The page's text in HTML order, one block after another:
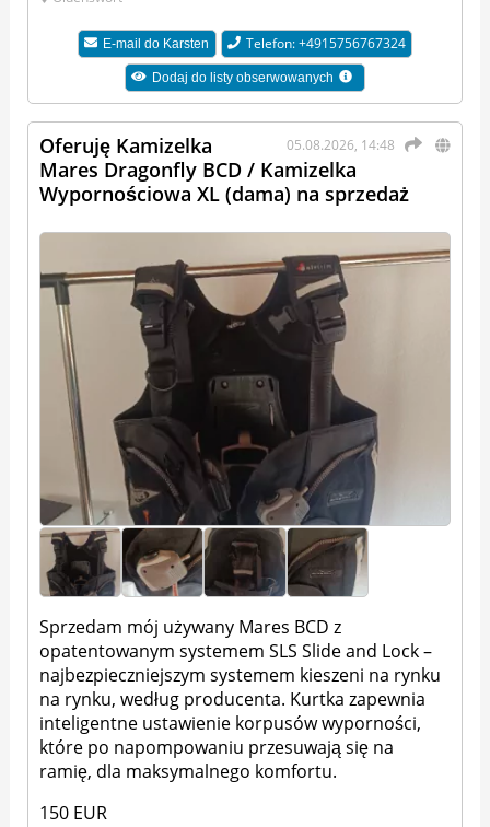
E-mail do Karsten Telefon: +4915756767324
Dodaj do listy obserwowanych
05.08.2026, 14:48
Oferuję Kamizelka
Mares Dragonfly BCD / Kamizelka
Wypornościowa XL (dama) na sprzedaż
Sprzedam mój używany Mares BCD z
opatentowanym systemem SLS Slide and Lock –
najbezpieczniejszym systemem kieszeni na rynku
na rynku, według producenta. Kurtka zapewnia
inteligentne ustawienie korpusów wyporności,
które po napompowaniu przesuwają się na
ramię, dla maksymalnego komfortu.
150 EUR